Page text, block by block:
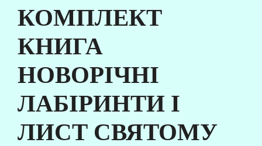
КОМПЛЕКТ
КНИГА
НОВОРІЧНІ
ЛАБІРИНТИ І
ЛИСТ СВЯТОМУ